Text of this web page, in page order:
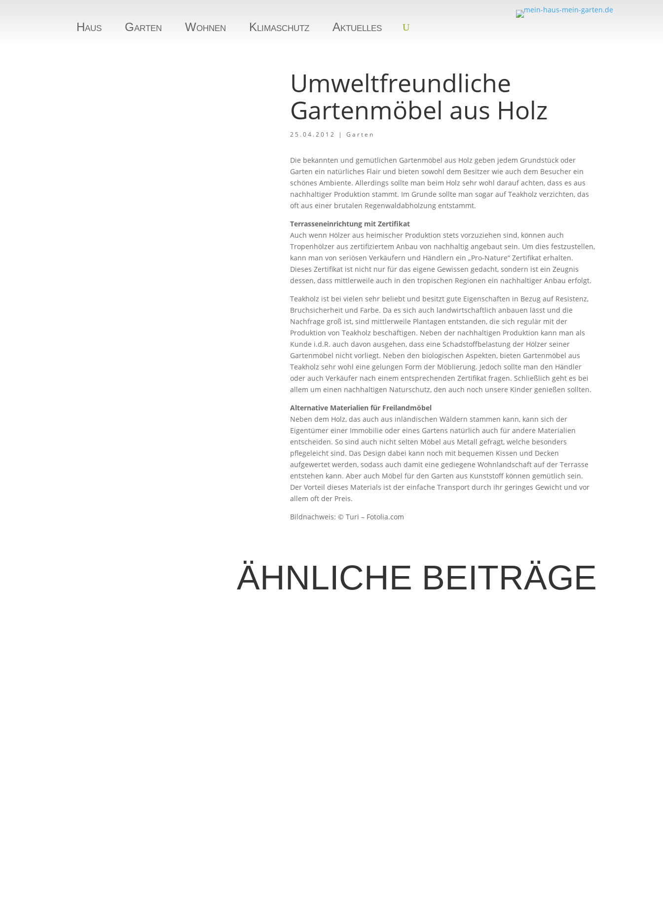
Haus Garten Wohnen Klimaschutz Aktuelles
Umweltfreundliche
Gartenmöbel aus Holz
25.04.2012 |Garten
Die bekannten und gemütlichen Gartenmöbel aus Holz geben jedem Grundstück oder
Garten ein natürliches Flair und bieten sowohl dem Besitzer wie auch dem Besucher ein
schönes Ambiente. Allerdings sollte man beim Holz sehr wohl darauf achten, dass es aus
nachhaltiger Produktion stammt. Im Grunde sollte man sogar auf Teakholz verzichten, das
oft aus einer brutalen Regenwaldabholzung entstammt.
Terrasseneinrichtung mit Zertifikat
Auch wenn Hölzer aus heimischer Produktion stets vorzuziehen sind, können auch
Tropenhölzer aus zertifiziertem Anbau von nachhaltig angebaut sein. Um dies festzustellen,
kann man von seriösen Verkäufern und Händlern ein „Pro-Nature“ Zertifikat erhalten.
Dieses Zertifikat ist nicht nur für das eigene Gewissen gedacht, sondern ist ein Zeugnis
dessen, dass mittlerweile auch in den tropischen Regionen ein nachhaltiger Anbau erfolgt.
Teakholz ist bei vielen sehr beliebt und besitzt gute Eigenschaften in Bezug auf Resistenz,
Bruchsicherheit und Farbe. Da es sich auch landwirtschaftlich anbauen lässt und die
Nachfrage groß ist, sind mittlerweile Plantagen entstanden, die sich regulär mit der
Produktion von Teakholz beschäftigen. Neben der nachhaltigen Produktion kann man als
Kunde i.d.R. auch davon ausgehen, dass eine Schadstoffbelastung der Hölzer seiner
Gartenmöbel nicht vorliegt. Neben den biologischen Aspekten, bieten Gartenmöbel aus
Teakholz sehr wohl eine gelungen Form der Möblierung. Jedoch sollte man den Händler
oder auch Verkäufer nach einem entsprechenden Zertifikat fragen. Schließlich geht es bei
allem um einen nachhaltigen Naturschutz, den auch noch unsere Kinder genießen sollten.
Alternative Materialien für Freilandmöbel
Neben dem Holz, das auch aus inländischen Wäldern stammen kann, kann sich der
Eigentümer einer Immobilie oder eines Gartens natürlich auch für andere Materialien
entscheiden. So sind auch nicht selten Möbel aus Metall gefragt, welche besonders
pflegeleicht sind. Das Design dabei kann noch mit bequemen Kissen und Decken
aufgewertet werden, sodass auch damit eine gediegene Wohnlandschaft auf der Terrasse
entstehen kann. Aber auch Möbel für den Garten aus Kunststoff können gemütlich sein.
Der Vorteil dieses Materials ist der einfache Transport durch ihr geringes Gewicht und vor
allem oft der Preis.
Bildnachweis: © Turi – Fotolia.com
ÄHNLICHE BEITRÄGE